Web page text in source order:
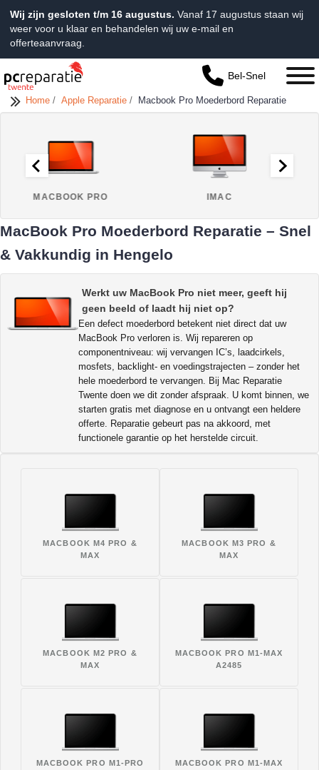
Wij zijn gesloten t/m 16 augustus. Vanaf 17 augustus staan wij
weer voor u klaar en behandelen wij uw e-mail en
offerteaanvraag.
Bel-Snel
Home / Apple Reparatie / Macbook Pro Moederbord Reparatie
MacBook Pro Moederbord Reparatie – Snel
& Vakkundig in Hengelo
Werkt uw MacBook Pro niet meer, geeft hij
geen beeld of laadt hij niet op?
Een defect moederbord betekent niet direct dat uw
MacBook Pro verloren is. Wij repareren op
componentniveau: wij vervangen IC’s, laadcirkels,
mosfets, backlight- en voedingstrajecten – zonder het
hele moederbord te vervangen. Bij Mac Reparatie
Twente doen we dit zonder afspraak. U komt binnen, we
starten gratis met diagnose en u ontvangt een heldere
offerte. Reparatie gebeurt pas na akkoord, met
functionele garantie op het herstelde circuit.
MACBOOK M4 PRO &
MAX
MACBOOK M3 PRO &
MAX
MACBOOK M2 PRO &
MAX
MACBOOK PRO M1-MAX
A2485
MACBOOK PRO M1-PRO
MACBOOK PRO M1-MAX